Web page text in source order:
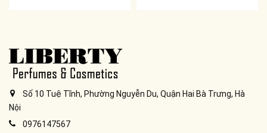
Số 10 Tuệ Tĩnh, Phường Nguyễn Du, Quận Hai Bà Trưng, Hà
Nội
0976147567